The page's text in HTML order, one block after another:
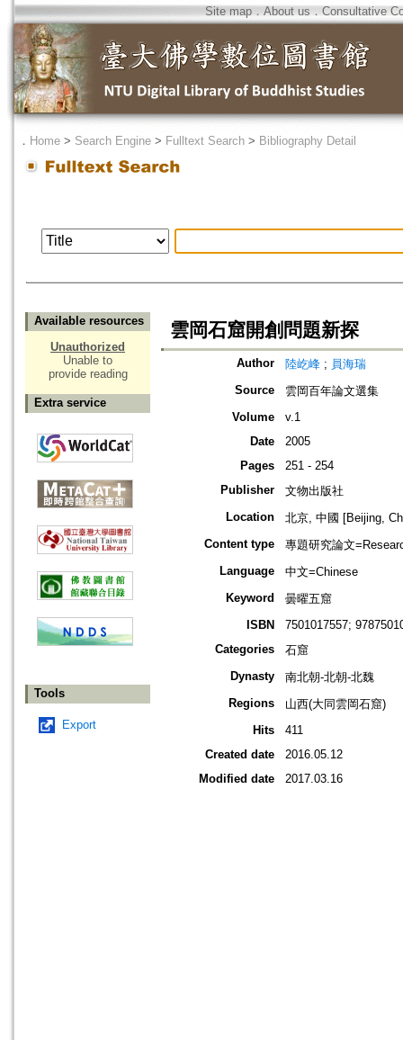
Site map．About us ． Consultative
． Home > Search Engine > Fulltext Search > Bibliography Detail
Available resources
Unauthorized
Unable to
provide reading
Extra service
Tools
Export
雲岡石窟開創問題新探
Author 陸屹峰 ; 員海瑞
Source
雲岡百年論文選集
Volume
v.1
Date
2005
Pages
251 - 254
Publisher
文物出版社
Location
北京, 中國 [Beijing,
Content type
專題研究論文
Language
中文=Chinese
Keyword
曇曜五窟
ISBN
7501017557;
Categories
石窟
Dynasty
南北朝-北朝-北魏
Regions
山西(大同雲岡石窟)
Hits
411
Created date
2016.05.12
Modified date
2017.03.16